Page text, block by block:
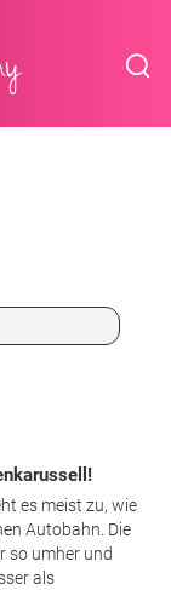
es meist zu, wie
Autobahn. Die
so umher und
als